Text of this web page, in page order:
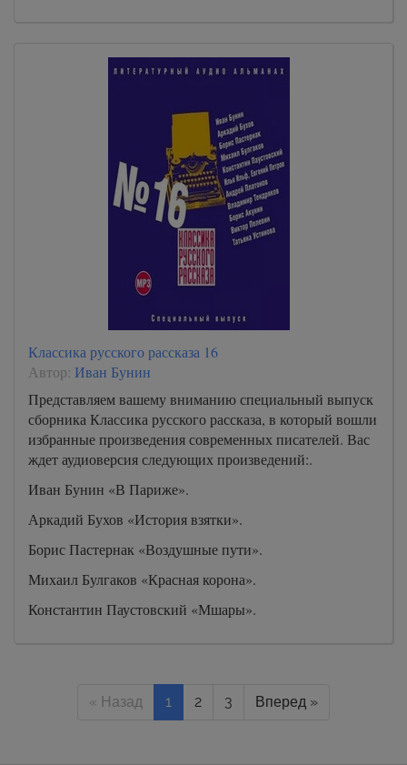
Классика русского рассказа 16
Автор: Иван Бунин
Представляем вашему вниманию специальный выпуск
сборника Классика русского рассказа, в который вошли
избранные произведения современных писателей. Вас
ждет аудиоверсия следующих произведений:.
Иван Бунин «В Париже».
Аркадий Бухов «История взятки».
Борис Пастернак «Воздушные пути».
Михаил Булгаков «Красная корона».
Константин Паустовский «Мшары».
« Назад 1 2 3 Вперед »